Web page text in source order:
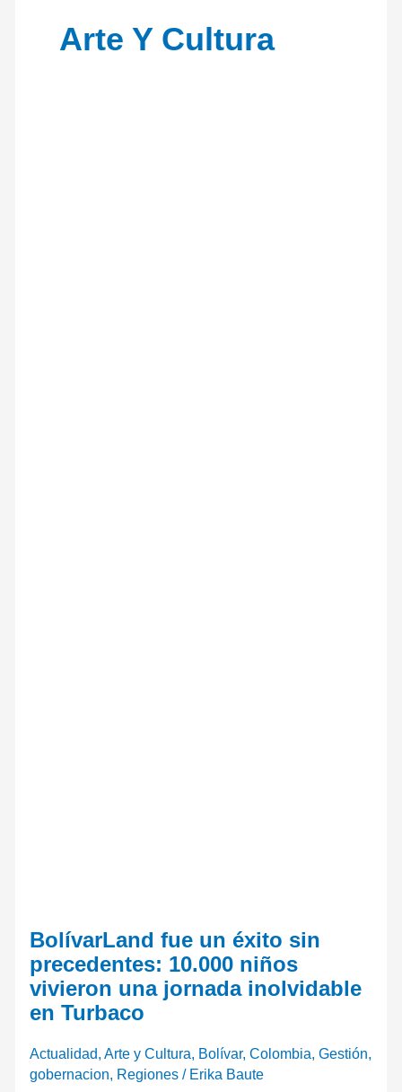
Arte Y Cultura
BolívarLand fue un éxito sin
precedentes: 10.000 niños
vivieron una jornada inolvidable
en Turbaco
Actualidad,Arte y Cultura, Bolívar,Colombia,Gestión,
gobernacion, Regiones / Erika Baute